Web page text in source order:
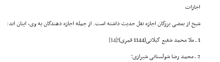
اجازات
شیخ از بعضی بزرگان اجازه نقل حدیث داشته است. از جمله اجازه دهندگان به وی، اینان اند:
1 ـ ملا محمد شفیع گیلانی(1144 قمری)؛
[14]
2 ـ محمد رضا شولستانی شیرازی؛